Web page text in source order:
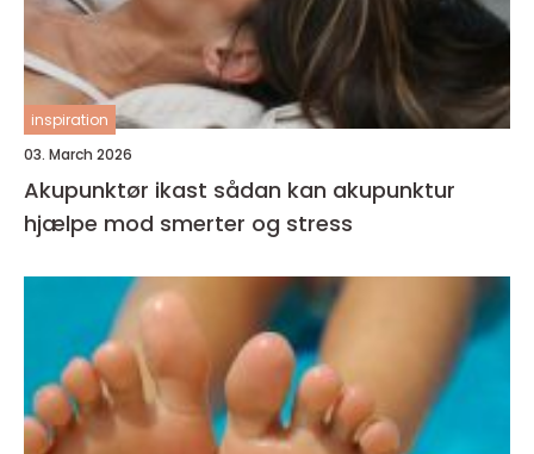
inspiration
03. March 2026
Akupunktør ikast sådan kan akupunktur
hjælpe mod smerter og stress